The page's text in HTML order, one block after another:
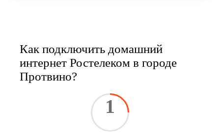
Как подключить домашний
интернет Ростелеком в городе
Протвино?
1